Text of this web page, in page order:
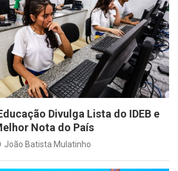
Divulga Lista do IDEB e
Nota do País
João Batista Mulatinho